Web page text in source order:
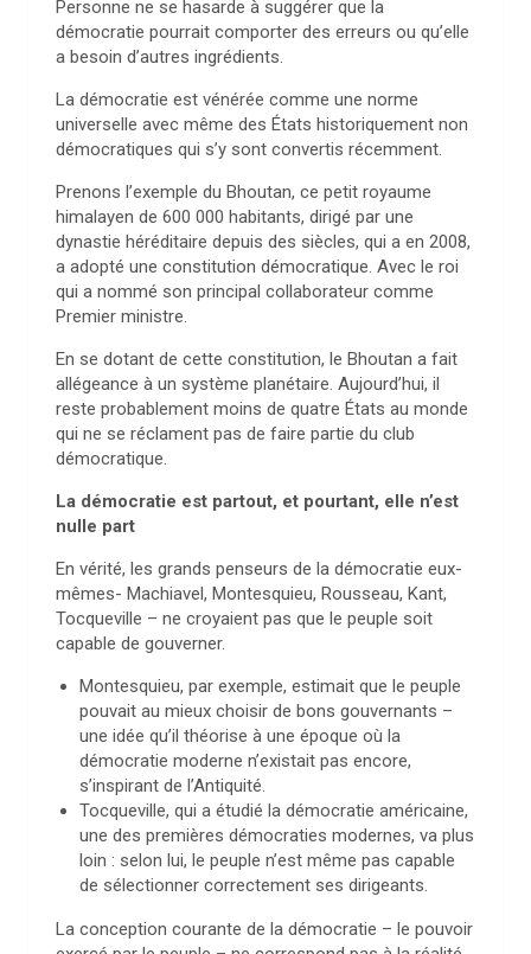
Personne ne se hasarde à suggérer que la
démocratie pourrait comporter des erreurs ou qu’elle
a besoin d’autres ingrédients.
La démocratie est vénérée comme une norme
universelle avec même des États historiquement non
démocratiques qui s’y sont convertis récemment.
Prenons l’exemple du Bhoutan, ce petit royaume
himalayen de 600 000 habitants, dirigé par une
dynastie héréditaire depuis des siècles, qui a en 2008,
a adopté une constitution démocratique. Avec le roi
qui a nommé son principal collaborateur comme
Premier ministre.
En se dotant de cette constitution, le Bhoutan a fait
allégeance à un système planétaire. Aujourd’hui, il
reste probablement moins de quatre États au monde
qui ne se réclament pas de faire partie du club
démocratique.
La démocratie est partout, et pourtant, elle n’est
nulle part
En vérité, les grands penseurs de la démocratie eux-
mêmes- Machiavel, Montesquieu, Rousseau, Kant,
Tocqueville – ne croyaient pas que le peuple soit
capable de gouverner.
Montesquieu, par exemple, estimait que le peuple
pouvait au mieux choisir de bons gouvernants –
une idée qu’il théorise à une époque où la
démocratie moderne n’existait pas encore,
s’inspirant de l’Antiquité.
Tocqueville, qui a étudié la démocratie américaine,
une des premières démocraties modernes, va plus
loin : selon lui, le peuple n’est même pas capable
de sélectionner correctement ses dirigeants.
La conception courante de la démocratie – le pouvoir